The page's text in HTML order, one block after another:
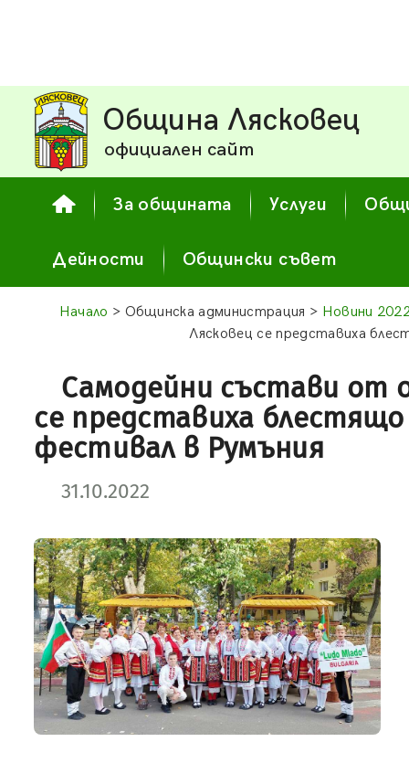
Община Лясковец
официален сайт
За общината Услуги
Дейности Общински съвет
Начало > Общинска администрация > Новини
Лясковец се представиха
Самодейни състави от
се представиха блестящо
фестивал в Румъния
31.10.2022